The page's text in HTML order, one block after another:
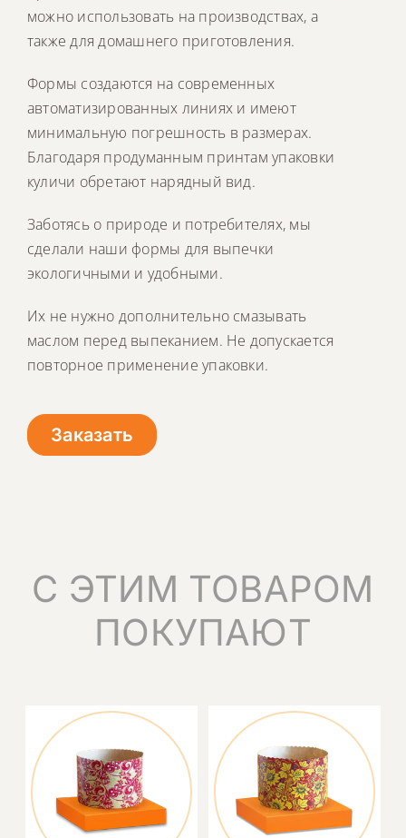
можно использовать на производствах, а
также для домашнего приготовления.
Формы создаются на современных
автоматизированных линиях и имеют
минимальную погрешность в размерах.
Благодаря продуманным принтам упаковки
куличи обретают нарядный вид.
Заботясь о природе и потребителях, мы
сделали наши формы для выпечки
экологичными и удобными.
Их не нужно дополнительно смазывать
маслом перед выпеканием. Не допускается
повторное применение упаковки.
Заказать
С ЭТИМ ТОВАРОМ
ПОКУПАЮТ